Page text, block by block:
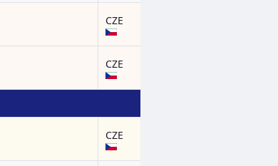
CZE
CZE
CZE